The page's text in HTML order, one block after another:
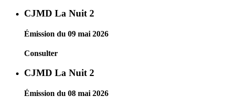
CJMD La Nuit 2
Émission du 09 mai 2026
Consulter
CJMD La Nuit 2
Émission du 08 mai 2026